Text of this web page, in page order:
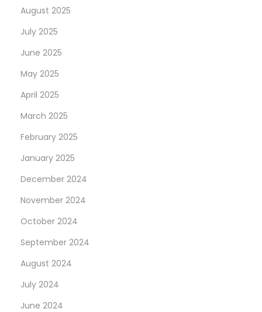
August 2025
July 2025
June 2025
May 2025
April 2025
March 2025
February 2025
January 2025
December 2024
November 2024
October 2024
September 2024
August 2024
July 2024
June 2024